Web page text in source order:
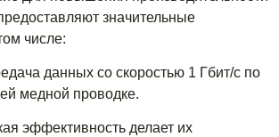
значительные
числе:
данных со скоростью 1 Гбит/с по
медной проводке.
эффективность делает их